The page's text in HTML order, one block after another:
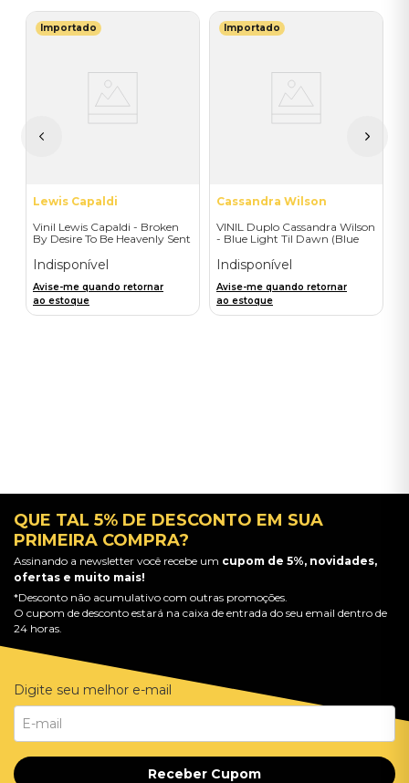
Importado
Lewis Capaldi
Vinil Lewis Capaldi - Broken
By Desire To Be Heavenly Sent
Indisponível
Avise-me quando retornar
ao estoque
Importado
Cassandra Wilson
VINIL Duplo Cassandra Wilson
- Blue Light Til Dawn (Blue
Indisponível
Avise-me quando retornar
ao estoque
QUE TAL 5% DE DESCONTO EM SUA
PRIMEIRA COMPRA?
Assinando a newsletter você recebe um cupom de 5%, novidades,
ofertas e muito mais!
*Desconto não acumulativo com outras promoções.
O cupom de desconto estará na caixa de entrada do seu email dentro de
24 horas.
Digite seu melhor e-mail
Receber Cupom